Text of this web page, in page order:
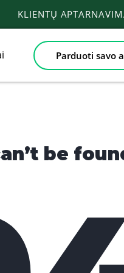
KLIENTŲ
Parduoti savo
be